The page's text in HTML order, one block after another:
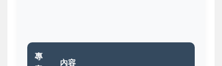
專
內容